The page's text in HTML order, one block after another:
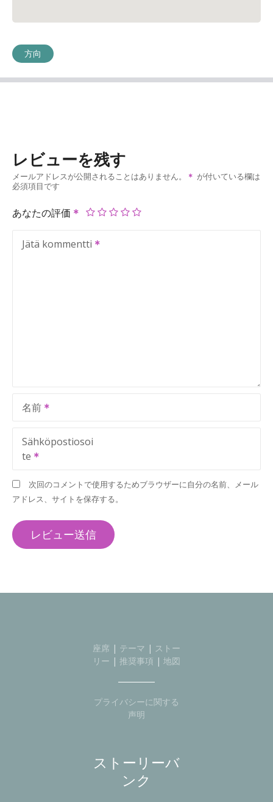
方向
レビューを残す
メールアドレスが公開されることはありません。
が付いている欄は
必須項目です
あなたの評価
Jätä kommentti
名前
Sähköpostiosoi
te
次回のコメントで使用するためブラウザーに自分の名前、メール
アドレス、サイトを保存する。
座席 | テーマ | ストー
リー | 推奨事項 | 地図
プライバシーに関する
声明
ストーリーバ
ンク